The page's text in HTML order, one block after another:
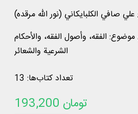
صافي الكلبايكاني (نور الله مرقده)
في موضوع: الفقه، وأصول الفقه، والأحكام
الشرعية والشعائر
تعداد کتاب‌ها: 13
193,200 تومان